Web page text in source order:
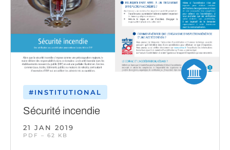
#INSTITUTIONAL
Sécurité incendie
21 JAN 2019
PDF – 62 KB